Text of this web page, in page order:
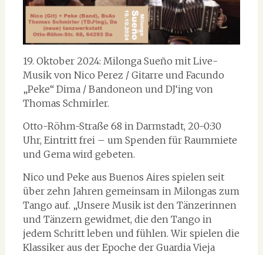
19. Oktober 2024: Milonga Sueño mit Live-
Musik von Nico Perez / Gitarre und Facundo
„Peke“ Dima / Bandoneon und DJ‘ing von
Thomas Schmirler.
Otto-Röhm-Straße 68 in Darmstadt, 20-0:30
Uhr, Eintritt frei – um Spenden für Raummiete
und Gema wird gebeten.
Nico und Peke aus Buenos Aires spielen seit
über zehn Jahren gemeinsam in Milongas zum
Tango auf. „Unsere Musik ist den Tänzerinnen
und Tänzern gewidmet, die den Tango in
jedem Schritt leben und fühlen. Wir spielen die
Klassiker aus der Epoche der Guardia Vieja